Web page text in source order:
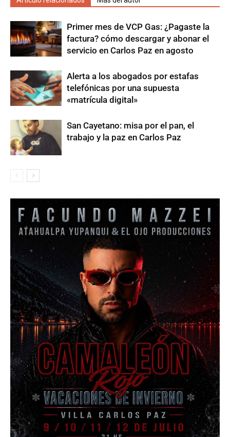
Primer mes de VCP Gas: ¿Pagaste la
factura? cómo descargar y abonar el
servicio en Carlos Paz en agosto
Alerta a los abogados por estafas
telefónicas por una supuesta
«matrícula digital»
San Cayetano: misa por el pan, el
trabajo y la paz en Carlos Paz